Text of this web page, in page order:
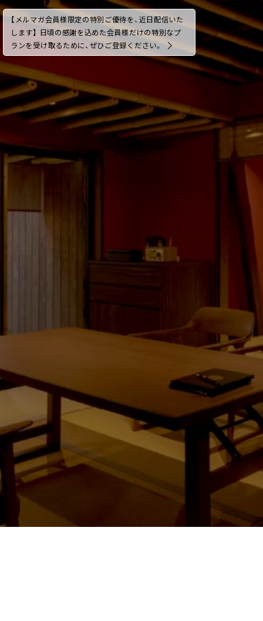
【メルマガ会員様限定の特別ご優待を、近日配信いた
します】 日頃の感謝を込めた会員様だけの特別なプ
ランを受け取るために、ぜひご登録ください。